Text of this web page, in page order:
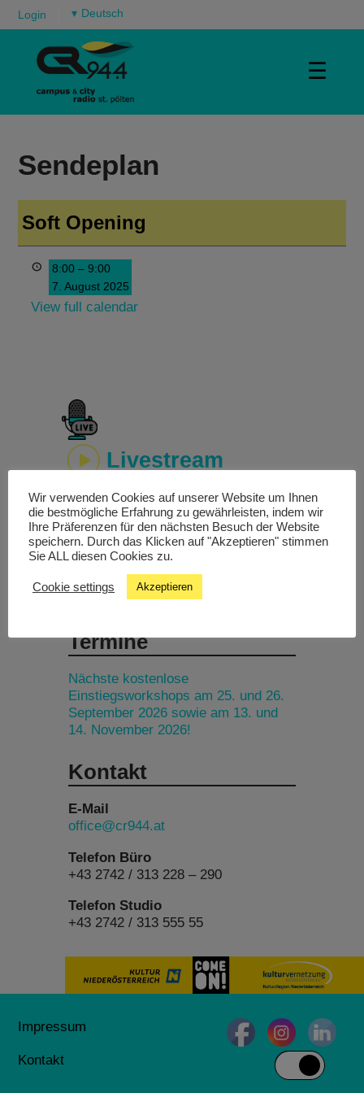
Login ▾
☰
Sendeplan
Soft Opening
8:00 – 9:00
7. August 2025
View full calendar
Livestream
Studiochat
Songfinder
Termine
Nächste kostenlose
Einstiegsworkshops am 25. und 26.
September 2026 sowie am 13. und
14. November 2026!
Kontakt
E-Mail
office@cr944.at
Telefon Büro
+43 2742 / 313 228 – 290
Telefon Studio
+43 2742 / 313 555 55
Impressum
Kontakt
Wir verwenden Cookies auf unserer Website um Ihnen
die bestmögliche Erfahrung zu gewährleisten, indem wir
Ihre Präferenzen für den nächsten Besuch der Website
speichern. Durch das Klicken auf "Akzeptieren" stimmen
Sie ALL diesen Cookies zu.
Cookie settings Akzeptieren